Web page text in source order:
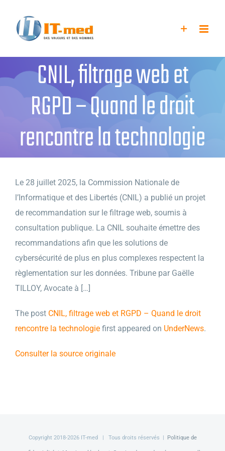
contenu
CNIL, filtrage web et
RGPD – Quand le droit
rencontre la technologie
Le 28 juillet 2025, la Commission Nationale de
l’Informatique et des Libertés (CNIL) a publié un projet
de recommandation sur le filtrage web, soumis à
consultation publique. La CNIL souhaite émettre des
recommandations afin que les solutions de
cybersécurité de plus en plus complexes respectent la
règlementation sur les données. Tribune par Gaëlle
TILLOY, Avocate à […]
The post CNIL, filtrage web et RGPD – Quand le droit
rencontre la technologie first appeared on UnderNews.
Consulter la source originale
Copyright 2018-2026 IT-med | Tous droits réservés | Politique de